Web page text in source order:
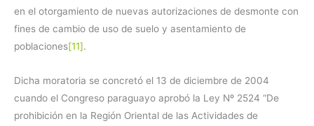
en el otorgamiento de nuevas autorizaciones de desmonte con
fines de cambio de uso de suelo y asentamiento de
poblaciones[11].
Dicha moratoria se concretó el 13 de diciembre de 2004
cuando el Congreso paraguayo aprobó la Ley Nº 2524 “De
prohibición en la Región Oriental de las Actividades de